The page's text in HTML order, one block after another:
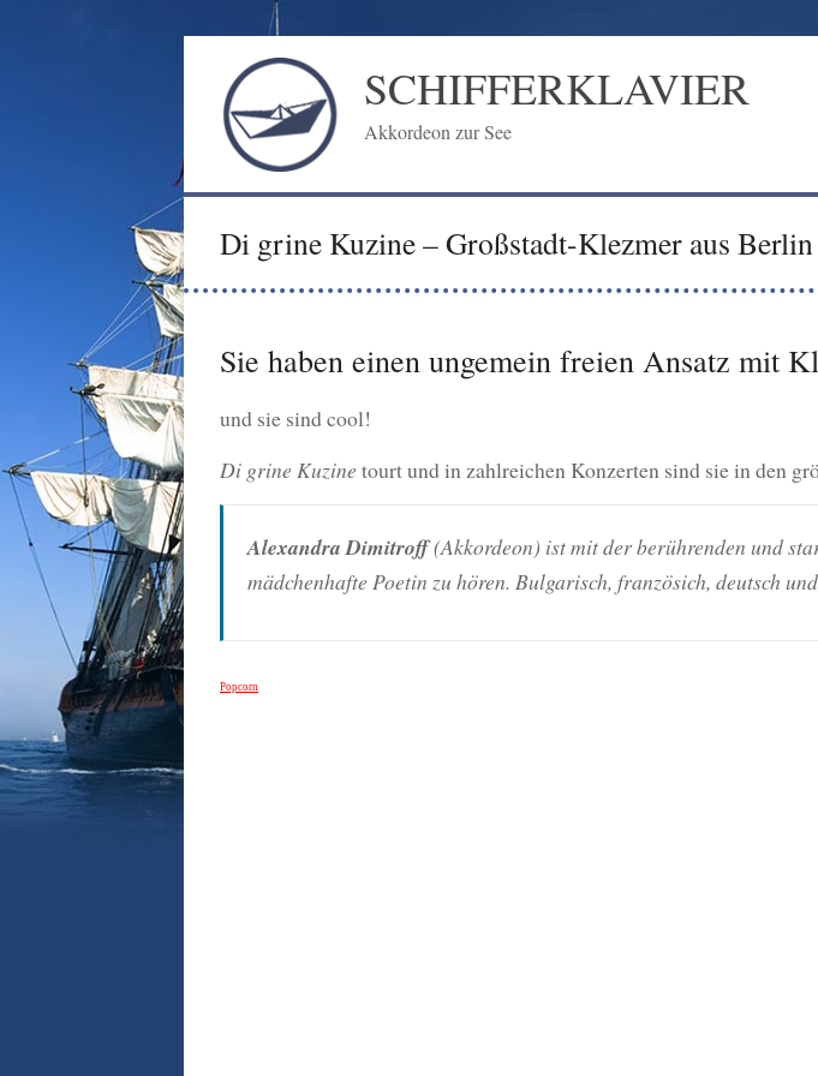
springen
SCHIFFERKLAVIER
Akkordeon zur See
Di grine Kuzine – Großstadt-Klezmer aus Berlin
Sie haben einen ungemein freien Ansatz mit
und sie sind cool!
Di grine Kuzine tourt und in zahlreichen Konzerten sind sie in den
Alexandra Dimitroff(Akkordeon) ist mit der berührenden und
mädchenhafte Poetin zu hören. Bulgarisch, französich, deutsch
Popcorn